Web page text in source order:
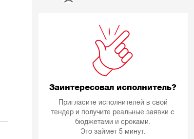
Заинтересовал исполнитель?
Пригласите исполнителей в свой
тендер и получите реальные заявки с
бюджетами и сроками.
Это займет 5 минут.